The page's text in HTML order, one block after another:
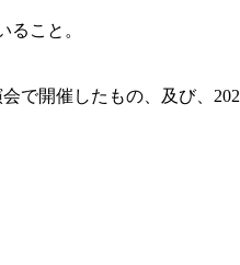
こと。
開催したもの、及び、